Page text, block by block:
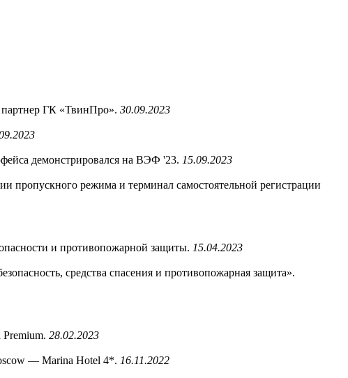
ГК «ТвинПро». 30.09.2023
демонстрировался на ВЭФ '23. 15.09.2023
пропускного режима и терминал самостоятельной регистрации
и противопожарной защиты. 15.04.2023
средства спасения и противопожарная защита».
28.02.2023
— Marina Hotel 4*. 16.11.2022